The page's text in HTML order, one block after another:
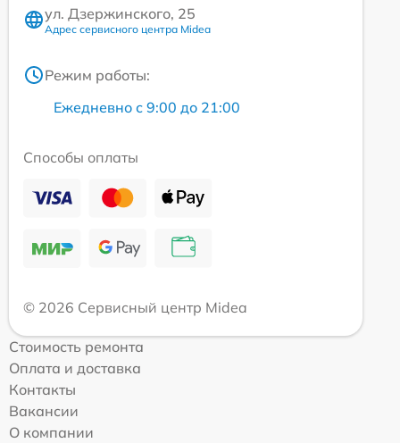
ул. Дзержинского, 25
Адрес сервисного центра Midea
Режим работы:
Ежедневно с 9:00 до 21:00
Способы оплаты
© 2026 Сервисный центр Midea
Стоимость ремонта
Оплата и доставка
Контакты
Вакансии
О компании